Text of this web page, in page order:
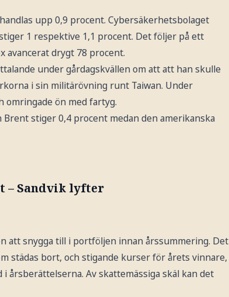
upp 0,9 procent. Cybersäkerhetsbolaget
1 respektive 1,1 procent. Det följer på ett
drygt 78 procent.
under gårdagskvällen om att att han skulle
i sin militärövning runt Taiwan. Under
omringade ön med fartyg.
stiger 0,4 procent medan den amerikanska
– Sandvik lyfter
att snygga till i portföljen innan årssummering. Det
städas bort, och stigande kurser för årets vinnare,
årsberättelserna. Av skattemässiga skäl kan det